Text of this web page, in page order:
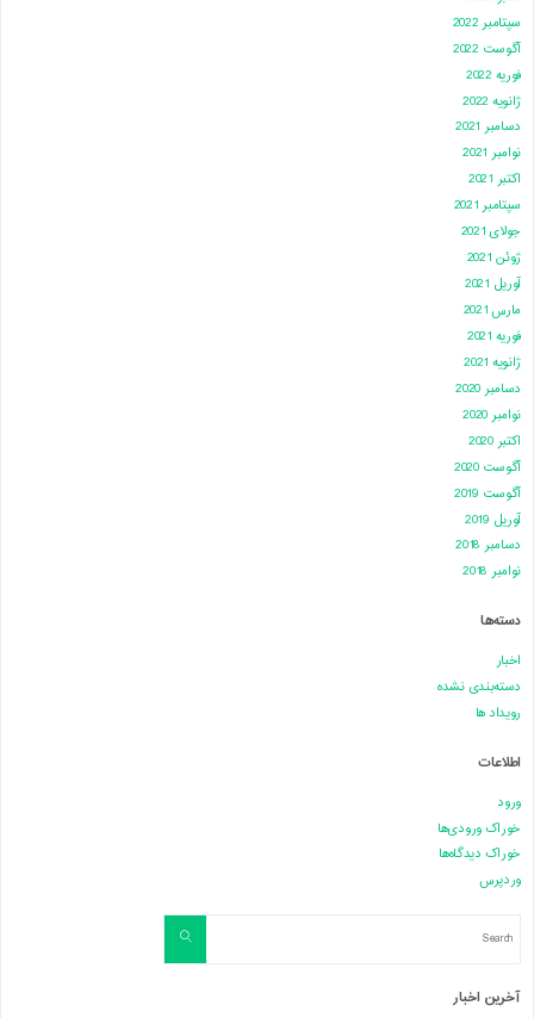
سپتامبر 2022
آگوست 2022
فوریه 2022
ژانویه 2022
دسامبر 2021
نوامبر 2021
اکتبر 2021
سپتامبر 2021
جولای 2021
ژوئن 2021
آوریل 2021
مارس 2021
فوریه 2021
ژانویه 2021
دسامبر 2020
نوامبر 2020
اکتبر 2020
آگوست 2020
آگوست 2019
آوریل 2019
دسامبر 2018
نوامبر 2018
دسته‌ها
اخبار
دسته‌بندی نشده
رویداد ها
اطلاعات
ورود
خوراک ورودی‌ها
خوراک دیدگاه‌ها
وردپرس
Search
آخرین اخبار